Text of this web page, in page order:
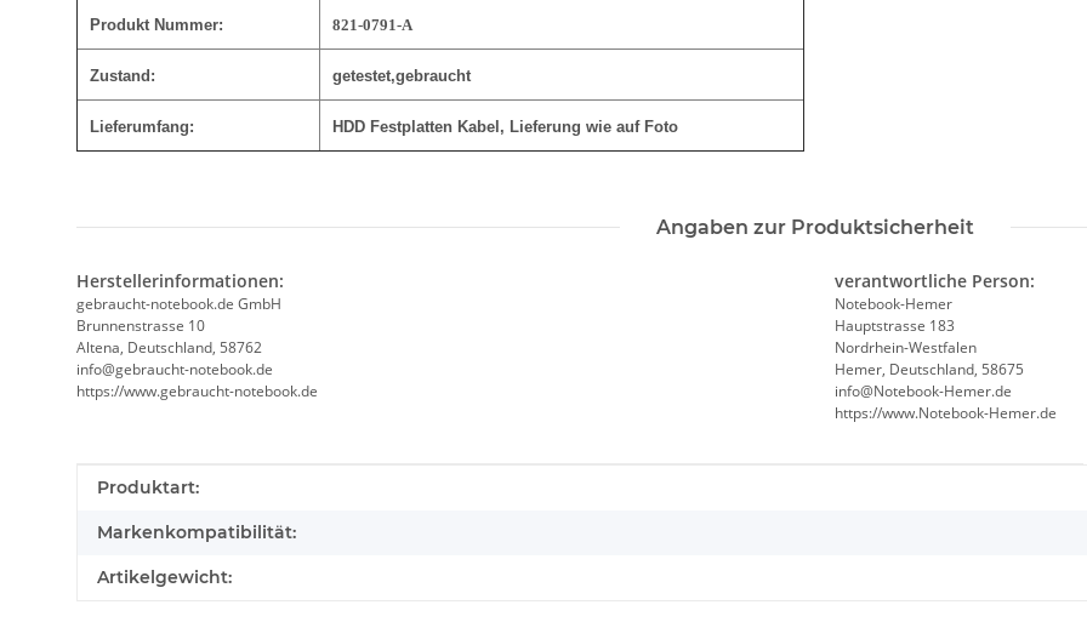
Produkt Nummer: 821-0791-A
Zustand: getestet,gebraucht
Lieferumfang: HDD Festplatten Kabel , Lieferung wie auf Foto
Angaben zur Produktsicherheit
Herstellerinformationen:
gebraucht-notebook.de GmbH
Brunnenstrasse 10
Altena, Deutschland, 58762
info@gebraucht-notebook.de
https://www.gebraucht-notebook.de
verantwortliche Person:
Notebook-Hemer
Hauptstrasse 183
Nordrhein-Westfalen
Hemer, Deutschland, 58675
info@Notebook-Hemer.de
https://www.Notebook-Hemer.de
Produkteigenschaft
Wert
Produktart:
Markenkompatibilität:
Artikelgewicht: